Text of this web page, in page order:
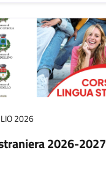
2026
2026-2027